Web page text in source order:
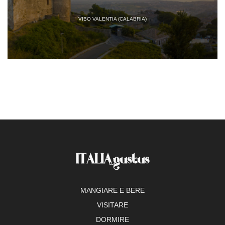
VIBO VALENTIA (CALABRIA)
MANGIARE E BERE
VISITARE
DORMIRE